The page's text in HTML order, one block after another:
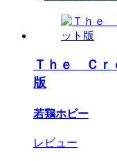
Ｔｈｅ Ｃｒ
版
若鶏ホビー
レビュー